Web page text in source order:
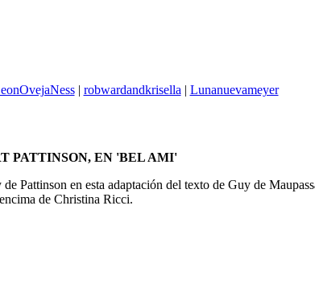
| robwardandkrisella | Lunanuevameyer
PATTINSON, EN 'BEL AMI'
Pattinson en esta adaptación del texto de Guy de
encima de Christina Ricci.